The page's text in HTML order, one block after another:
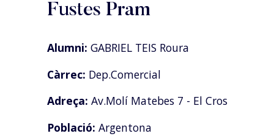
Fustes Pram
Alumni: GABRIEL TEIS Roura
Càrrec: Dep.Comercial
Adreça: Av.Molí Matebes 7 - El Cros
Població: Argentona